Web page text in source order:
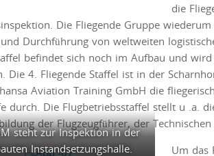
die
Die Fliegende Gruppe
Durchführung von weltweiten
befindet sich noch im Aufbau und
Die 4. Fliegende Staffel ist in der
Aviation Training GmbH die
durch. Die Flugbetriebsstaffel stellt u .a.
der Flugzeugführer, der
steht zur Inspektion in der
Instandsetzungshalle.
Um das